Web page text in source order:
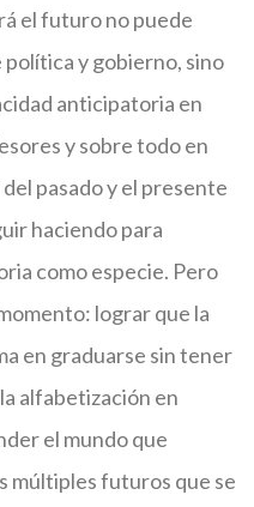
el futuro no puede
y gobierno, sino
anticipatoria en
y sobre todo en
pasado y el presente
haciendo para
como especie. Pero
lograr que la
en graduarse sin tener
alfabetización en
el mundo que
múltiples futuros que se